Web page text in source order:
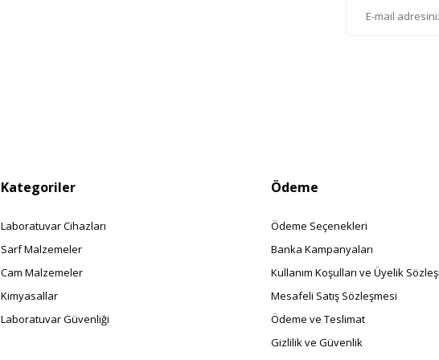
Kategoriler
Laboratuvar Cihazları
Sarf Malzemeler
Cam Malzemeler
Kimyasallar
Laboratuvar Güvenliği
Ödeme
Ödeme Seçenekleri
Banka Kampanyaları
Kullanım Koşulları ve Üyelik
Mesafeli Satış Sözleşmesi
Ödeme ve Teslimat
Gizlilik ve Güvenlik